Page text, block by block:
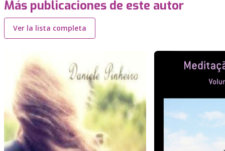
Más publicaciones de este autor
Ver la lista completa